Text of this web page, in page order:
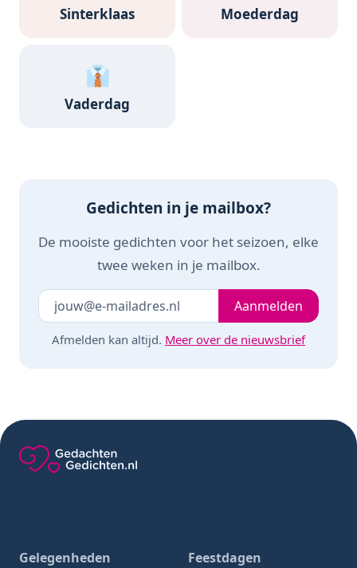
Sinterklaas Moederdag
👔
Vaderdag
Gedichten in je mailbox?
De mooiste gedichten voor het seizoen, elke
twee weken in je mailbox.
Laat dit veld leeg Je e-mailadresAanmelden
Afmelden kan altijd. Meer over de nieuwsbrief
Gelegenheden
Feestdagen